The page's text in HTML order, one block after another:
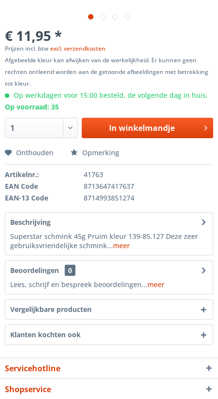
€ 11,95 *
Prijzen incl. btwexcl. verzendkosten
Afgebeelde kleur kan afwijken van de werkelijkheid. Er kunnen geen
rechten ontleend worden aan de getoonde afbeeldingen met betrekking
tot kleur.
Op werkdagen voor 15:00 besteld, de volgende dag in huis.
Op voorraad: 35
In winkelmandje
Onthouden Opmerking
Artikelnr.:
41763
EAN Code
8713647417637
EAN-13 Code
8714993851274
Beschrijving
Superstar schmink 45g Pruim kleur 139-85.127 Deze zeer
gebruiksvriendelijke schmink...meer
Beoordelingen
0
Lees, schrijf en bespreek beoordelingen...meer
Vergelijkbare producten
Klanten kochten ook
Servicehotline
Shopservice